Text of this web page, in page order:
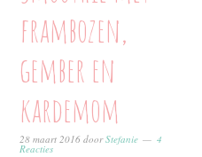
frambozen,
gember en
kardemom
28 maart 2016 doorStefanie 4
Reacties